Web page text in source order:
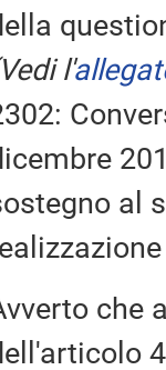
l'
al
che